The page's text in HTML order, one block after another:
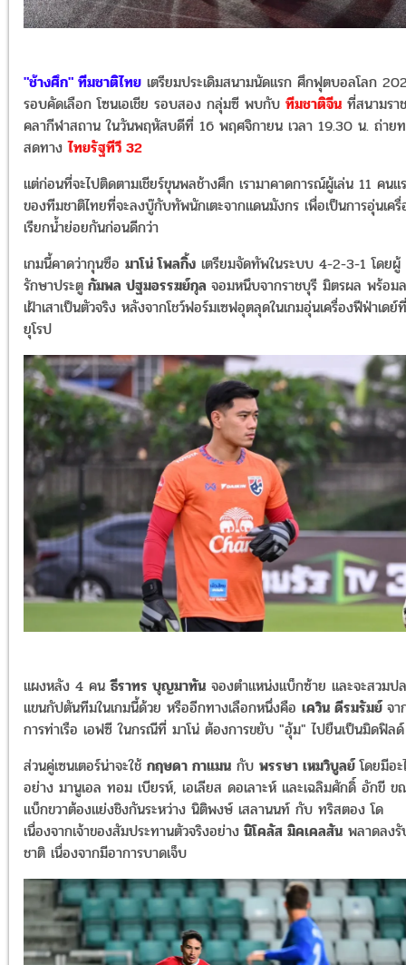
"ช้างศึก" ทีมชาติไทย เตรียมประเดิมสนามนัดแรก ศึกฟุตบอลโลก
รอบคัดเลือก โซนเอเชีย รอบสอง กลุ่มซี พบกับ ทีมชาติจีน ที่สนามรา
คลากีฬาสถาน ในวันพฤหัสบดีที่ 16 พฤศจิกายน เวลา 19.30 น. ถ่าย
สดทางไทยรัฐทีวี 32
แต่ก่อนที่จะไปติดตามเชียร์ขุนพลช้างศึก เรามาคาดการณ์ผู้เล่น 11 คนแ
ของทีมชาติไทยที่จะลงบู๊กับทัพนักเตะจากแดนมังกร เพื่อเป็นการอุ่นเครื่
เรียกน้ำย่อยกันก่อนดีกว่า
เกมนี้คาดว่ากุนซือ มาโน่ โพลกิ้ง เตรียมจัดทัพในระบบ 4-2-3-1 โดยผู้
รักษาประตู กัมพล ปฐมอรรฆย์กุล จอมหนึบจากราชบุรี มิตรผล พร้อม
เฝ้าเสาเป็นตัวจริง หลังจากโชว์ฟอร์มเซฟอุตลุดในเกมอุ่นเครื่องฟีฟ่าเดย์ที่
ยุโรป
แผงหลัง 4 คนธีราทร บุญมาทัน จองตำแหน่งแบ็กซ้าย และจะสวมป
แขนกัปตันทีมในเกมนี้ด้วย หรืออีกทางเลือกหนึ่งคือ เควิน ดีรมรัมย์ จา
การท่าเรือ เอฟซี ในกรณีที่ มาโน่ ต้องการขยับ "อุ้ม" ไปยืนเป็นมิดฟิล
ส่วนคู่เซนเตอร์น่าจะใช้ กฤษดา กาแมน กับ พรรษา เหมวิบูลย์โดยมีอ
อย่าง มานูเอล ทอม เบียรห์, เอเลียส ดอเลาะห์ และเฉลิมศักดิ์ อักขี
แบ็กขวาต้องแย่งชิงกันระหว่าง นิติพงษ์ เสลานนท์ กับ ทริสตอง โด
เนื่องจากเจ้าของสัมประทานตัวจริงอย่าง นิโคลัส มิคเคลสัน พลาดลงรั
ชาติ เนื่องจากมีอาการบาดเจ็บ